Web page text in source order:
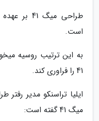
طراحی
است.
به این ترتیب روسیه
41 را فراوری کند.
ایلیا تراسنکو مدیر
میگ 41 گفته است: